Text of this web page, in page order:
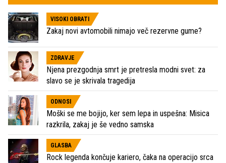
VISOKI OBRATI
Zakaj novi avtomobili nimajo več rezervne gume?
ZDRAVJE
Njena prezgodnja smrt je pretresla modni svet: za
slavo se je skrivala tragedija
ODNOSI
Moški se me bojijo, ker sem lepa in uspešna: Misica
razkrila, zakaj je še vedno samska
GLASBA
Rock legenda končuje kariero, čaka na operacijo srca